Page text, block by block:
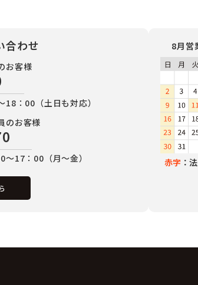
合わせ
お客様
18：00（土日も対応）
のお客様
～17：00（月～金）
8月営
赤字 ：